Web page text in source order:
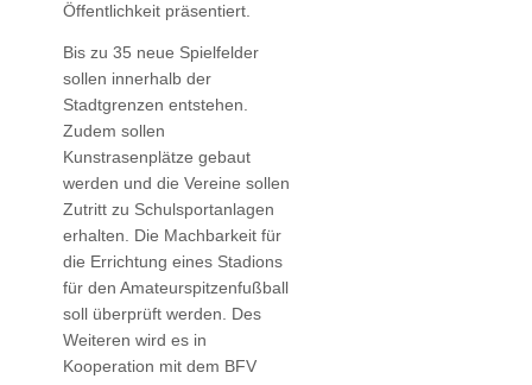
Öffentlichkeit präsentiert.
Bis zu 35 neue Spielfelder
sollen innerhalb der
Stadtgrenzen entstehen.
Zudem sollen
Kunstrasenplätze gebaut
werden und die Vereine sollen
Zutritt zu Schulsportanlagen
erhalten. Die Machbarkeit für
die Errichtung eines Stadions
für den Amateurspitzenfußball
soll überprüft werden. Des
Weiteren wird es in
Kooperation mit dem BFV